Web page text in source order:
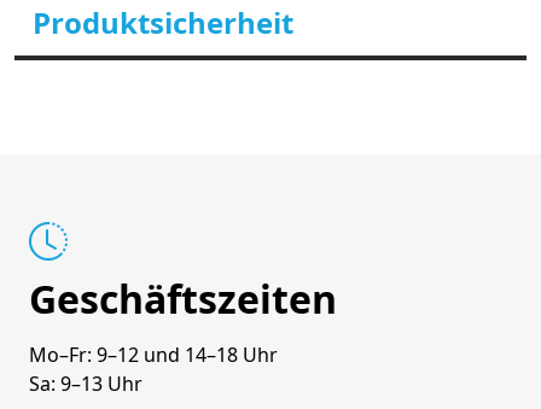
Produktsicherheit
Geschäftszeiten
Mo–Fr: 9–12 und 14–18 Uhr
Sa: 9–13 Uhr